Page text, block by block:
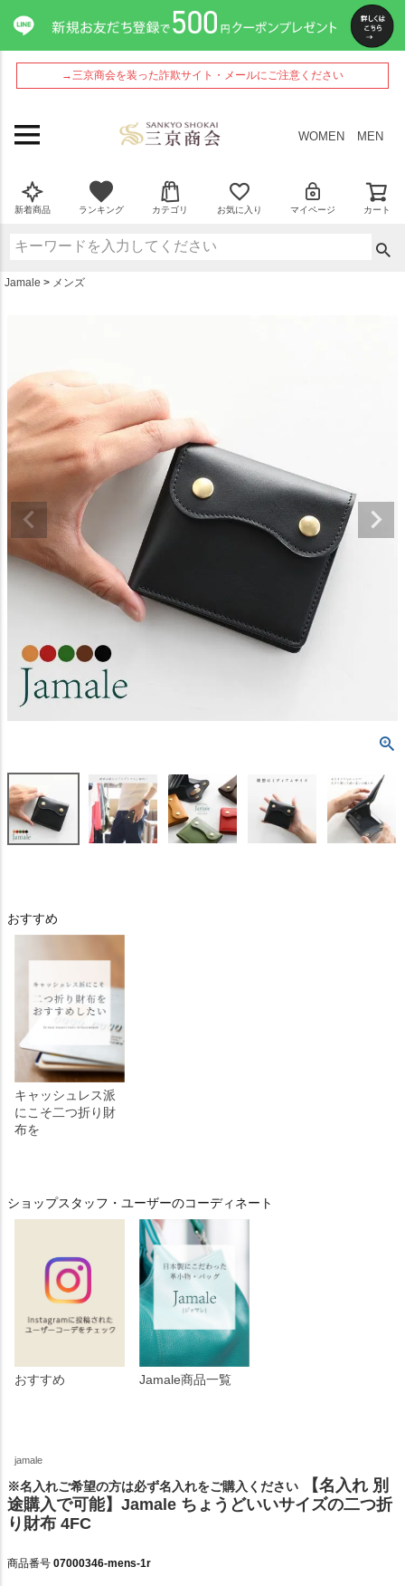
→三京商会を装った詐欺サイト・メールにご注意ください
WOMEN MEN
新着商品 ランキング カテゴリ お気に入り マイページ カート
Jamale メンズ
おすすめ
キャッシュレス派
にこそ二つ折り財
布を
ショップスタッフ・ユーザーのコーディネート
おすすめ Jamale商品一覧
jamale
※名入れご希望の方は必ず名入れをご購入ください
【名入れ 別
途購入で可能】Jamale ちょうどいいサイズの二つ折
り財布 4FC
商品番号 07000346-mens-1r
ペー
ジト
ップ
へ